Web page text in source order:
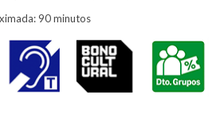
90 minutos